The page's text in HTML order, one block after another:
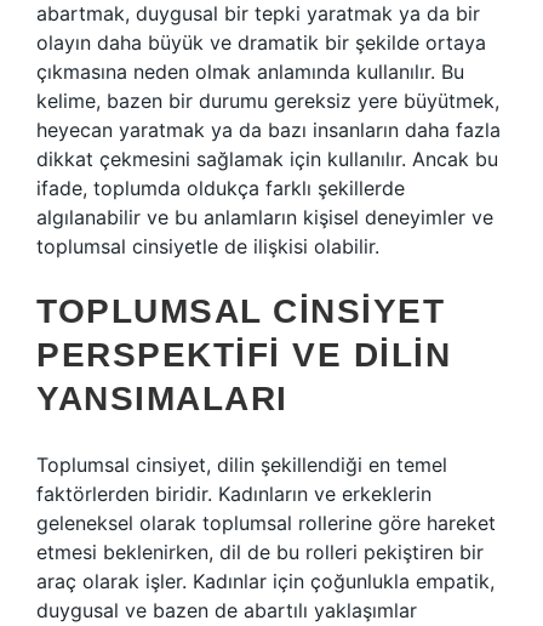
abartmak, duygusal bir tepki yaratmak ya da bir
olayın daha büyük ve dramatik bir şekilde ortaya
çıkmasına neden olmak anlamında kullanılır. Bu
kelime, bazen bir durumu gereksiz yere büyütmek,
heyecan yaratmak ya da bazı insanların daha fazla
dikkat çekmesini sağlamak için kullanılır. Ancak bu
ifade, toplumda oldukça farklı şekillerde
algılanabilir ve bu anlamların kişisel deneyimler ve
toplumsal cinsiyetle de ilişkisi olabilir.
TOPLUMSAL CINSIYET
PERSPEKTIFI VE DILIN
YANSIMALARI
Toplumsal cinsiyet, dilin şekillendiği en temel
faktörlerden biridir. Kadınların ve erkeklerin
geleneksel olarak toplumsal rollerine göre hareket
etmesi beklenirken, dil de bu rolleri pekiştiren bir
araç olarak işler. Kadınlar için çoğunlukla empatik,
duygusal ve bazen de abartılı yaklaşımlar